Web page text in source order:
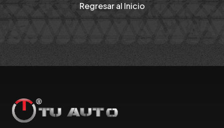
Regresar al Inicio